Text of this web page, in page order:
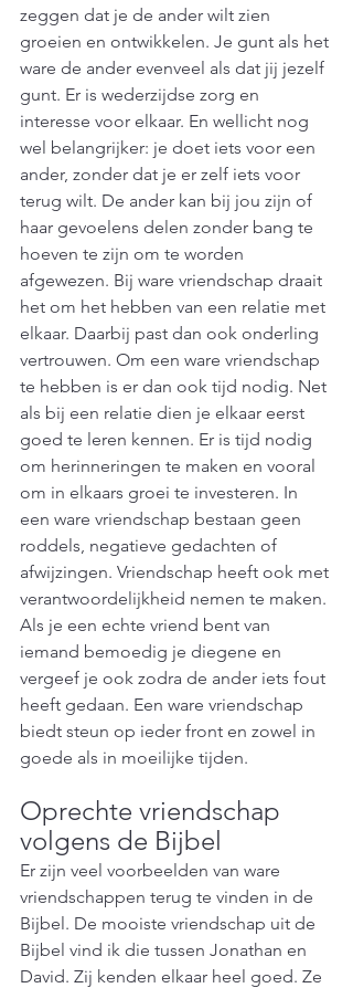
zeggen dat je de ander wilt zien
groeien en ontwikkelen. Je gunt als het
ware de ander evenveel als dat jij jezelf
gunt. Er is wederzijdse zorg en
interesse voor elkaar. En wellicht nog
wel belangrijker: je doet iets voor een
ander, zonder dat je er zelf iets voor
terug wilt. De ander kan bij jou zijn of
haar gevoelens delen zonder bang te
hoeven te zijn om te worden
afgewezen. Bij ware vriendschap draait
het om het hebben van een relatie met
elkaar. Daarbij past dan ook onderling
vertrouwen. Om een ware vriendschap
te hebben is er dan ook tijd nodig. Net
als bij een relatie dien je elkaar eerst
goed te leren kennen. Er is tijd nodig
om herinneringen te maken en vooral
om in elkaars groei te investeren. In
een ware vriendschap bestaan geen
roddels, negatieve gedachten of
afwijzingen. Vriendschap heeft ook met
verantwoordelijkheid nemen te maken.
Als je een echte vriend bent van
iemand bemoedig je diegene en
vergeef je ook zodra de ander iets fout
heeft gedaan. Een ware vriendschap
biedt steun op ieder front en zowel in
goede als in moeilijke tijden.
Oprechte vriendschap
volgens de Bijbel
Er zijn veel voorbeelden van ware
vriendschappen terug te vinden in de
Bijbel. De mooiste vriendschap uit de
Bijbel vind ik die tussen Jonathan en
David. Zij kenden elkaar heel goed. Ze